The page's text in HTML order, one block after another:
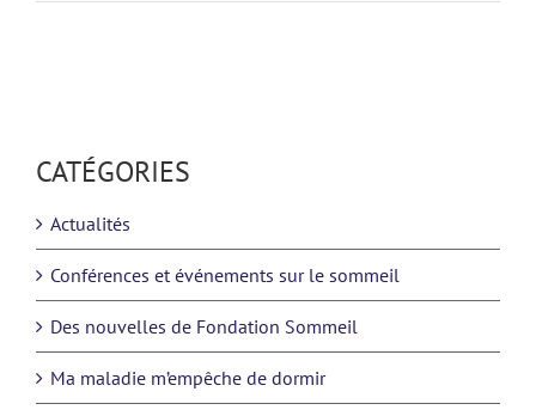
CATÉGORIES
Actualités
Conférences et événements sur le sommeil
Des nouvelles de Fondation Sommeil
Ma maladie m’empêche de dormir